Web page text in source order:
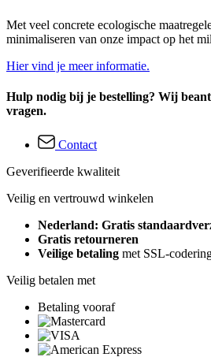
Met veel concrete ecologische
minimaliseren van onze impact op het
Hier vind je meer informatie.
Hulp nodig bij je bestelling? Wij
vragen.
Contact
Geverifieerde kwaliteit
Veilig en vertrouwd winkelen
Nederland: Gratis
Gratis retourneren
Veilige betaling met SSL-
Veilig betalen met
Betaling vooraf